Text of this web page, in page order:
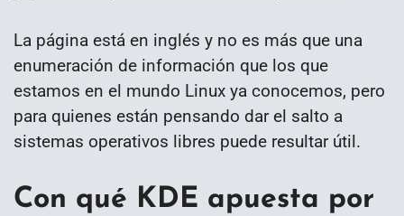
La página está en inglés y no es más que una
enumeración de información que los que
estamos en el mundo Linux ya conocemos, pero
para quienes están pensando dar el salto a
sistemas operativos libres puede resultar útil.
Con qué KDE apuesta por